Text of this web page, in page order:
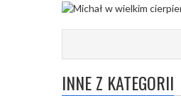
INNE Z KATEGORII